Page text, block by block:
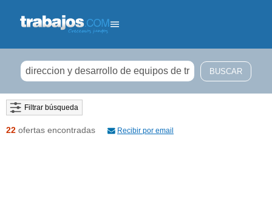
Filtrar búsqueda
22 ofertas encontradas Recibir por email